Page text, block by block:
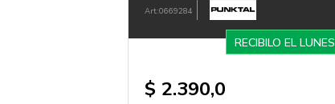
0669284
RECIBILO EL LUNES
$ 2.390,0